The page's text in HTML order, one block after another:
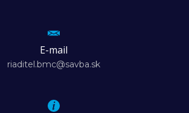
E-mail
riaditel.bmc@savba.sk